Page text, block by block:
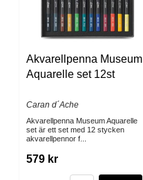
Akvarellpenna Museum
Aquarelle set 12st
Caran d´Ache
Akvarellpenna Museum Aquarelle
set är ett set med 12 stycken
akvarellpennor f...
579 kr